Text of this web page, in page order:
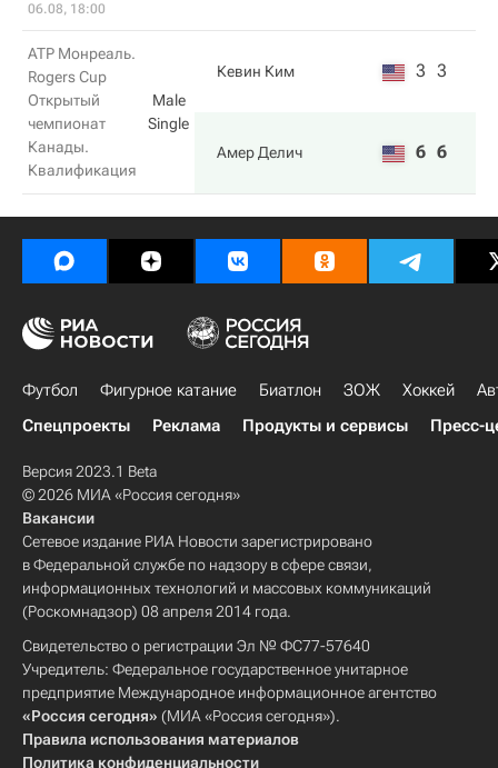
06.08, 18:00
ATP Монреаль.
Rogers Cup
Открытый
чемпионат
Канады.
Квалификация
Male
Single
Кевин Ким 3 3
Амер Делич 6 6
Футбол Фигурное катание Биатлон ЗОЖ Хоккей
Спецпроекты
Реклама Продукты и сервисы Пресс-
Версия 2023.1 Beta
© 2026 МИА «Россия сегодня»
Вакансии
Сетевое издание РИА Новости зарегистрировано
в Федеральной службе по надзору в сфере связи,
информационных технологий и массовых коммуникаций
(Роскомнадзор) 08 апреля 2014 года.
Свидетельство о регистрации Эл № ФС77-57640
Учредитель: Федеральное государственное унитарное
предприятие Международное информационное агентство
«Россия сегодня» (МИА «Россия сегодня»).
Правила использования материалов
Политика конфиденциальности